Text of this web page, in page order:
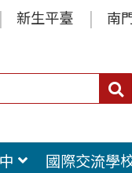
新生平臺 南
國際交流學